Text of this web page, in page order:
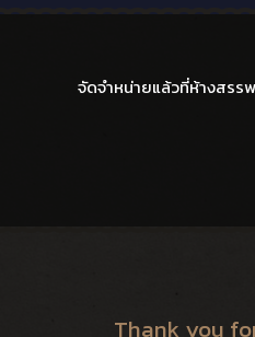
จัดจำหน่ายแล้วที่ห้างสรร
Thank you